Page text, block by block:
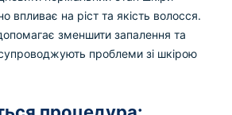
впливає на ріст та якість волосся.
зменшити запалення та
проблеми зі шкірою